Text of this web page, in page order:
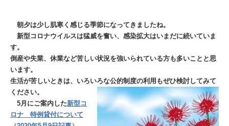
朝夕は少し肌寒く感じる季節になってきましたね。
新型コロナウイルスは猛威を奮い、感染拡大はいまだに続いていま
す。
倒産や失業、休業など苦しい状況を強いられている方も多いことと思
います。
生活が苦しいときは、いろいろな公的制度の利用もぜひ検討してみて
ください。
5月にご案内した新型コ
ロナ 特例貸付について